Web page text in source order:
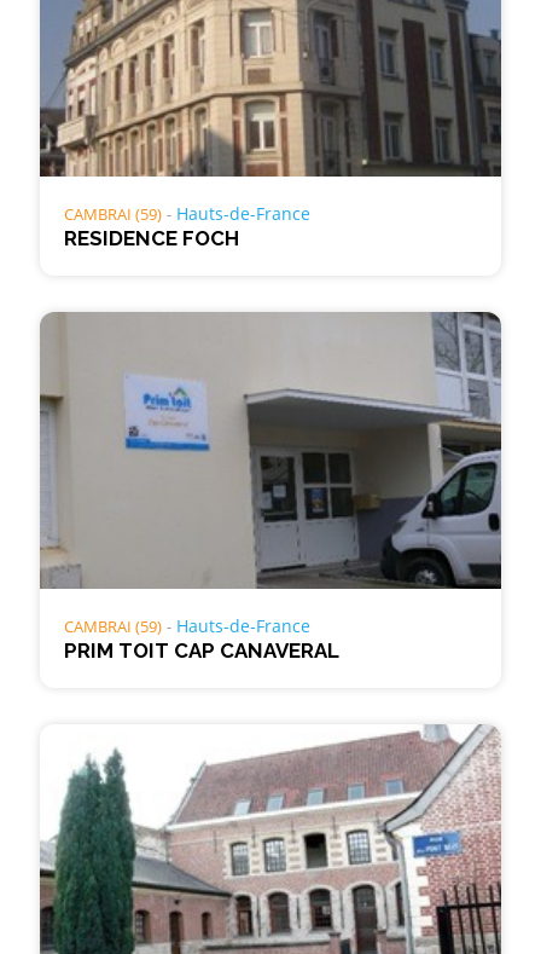
CAMBRAI (59) Hauts-de-France
RESIDENCE FOCH
CAMBRAI (59) Hauts-de-France
PRIM TOIT CAP CANAVERAL